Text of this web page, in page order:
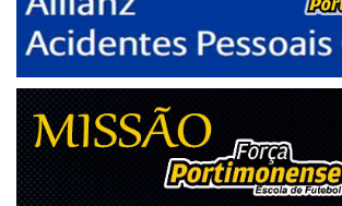
18/11/2024
05.ªJornada
Portimonense
3 - 3
Campo das Eiras
16/11/2024
06.ªJornada
Odiaxere
1 - 6